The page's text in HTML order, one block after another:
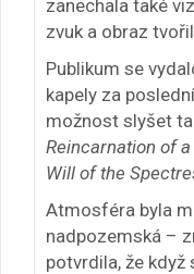
zanechala také
zvuk a obraz
Publikum se
kapely za
možnost slyšet
Reincarnation of
Will of the
Atmosféra byla
nadpozemská –
potvrdila, že když